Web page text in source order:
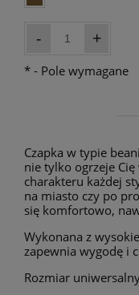
- +
* - Pole wymagane
Czapka w typie
nie tylko ogrzeje
charakteru każdej
na miasto czy po
się komfortowo,
Wykonana z
zapewnia wygodę i
Rozmiar